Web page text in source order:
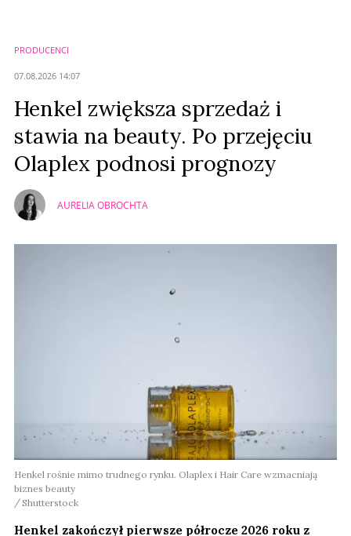
PRODUCENCI
07.08.2026 14:07
Henkel zwiększa sprzedaż i
stawia na beauty. Po przejęciu
Olaplex podnosi prognozy
AURELIA OBROCHTA
Henkel rośnie mimo trudnego rynku. Olaplex i Hair Care wzmacniają
biznes beauty
Shutterstock
Henkel zakończył pierwsze półrocze 2026 roku z